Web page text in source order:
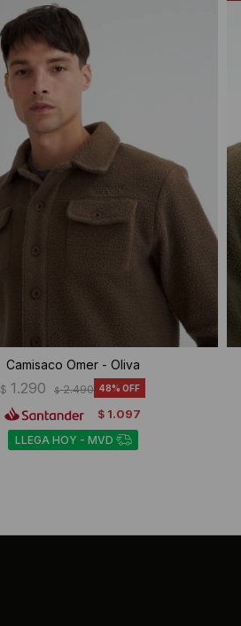
Camisaco Omer - Oliva
$ 1.290 $ 2.490 48
$ 1.097
LLEGA HOY - MVD